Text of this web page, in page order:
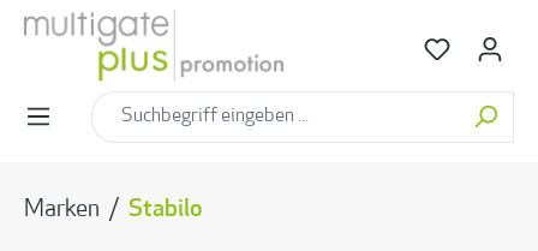
springen
Marken / Stabilo